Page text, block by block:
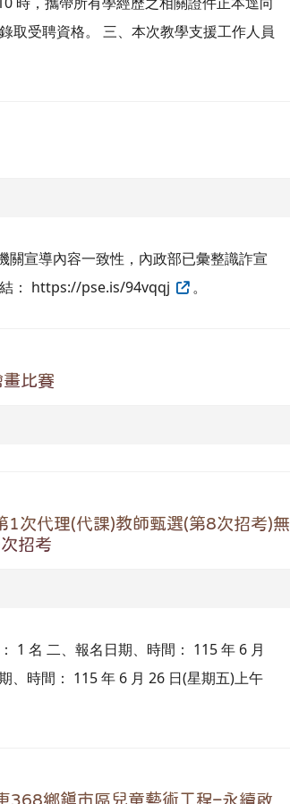
取受聘資格。 三、本次教學支援工作人員
導內容一致性，內政部已彙整識詐宣
： https://pse.is/94vqqj
。
比賽
次代理(代課)教師甄選(第8次招考)無
招考
1 名 二、報名日期、時間： 115 年 6 月
、時間： 115 年 6 月 26 日(星期五)上午
368鄉鎮市區兒童藝術工程–永續啟